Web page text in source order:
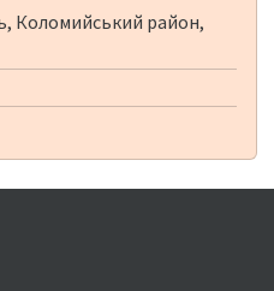
Коломийський район,